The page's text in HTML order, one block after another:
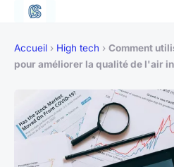
Accueil › High tech › Comment
pour améliorer la qualité de l'air